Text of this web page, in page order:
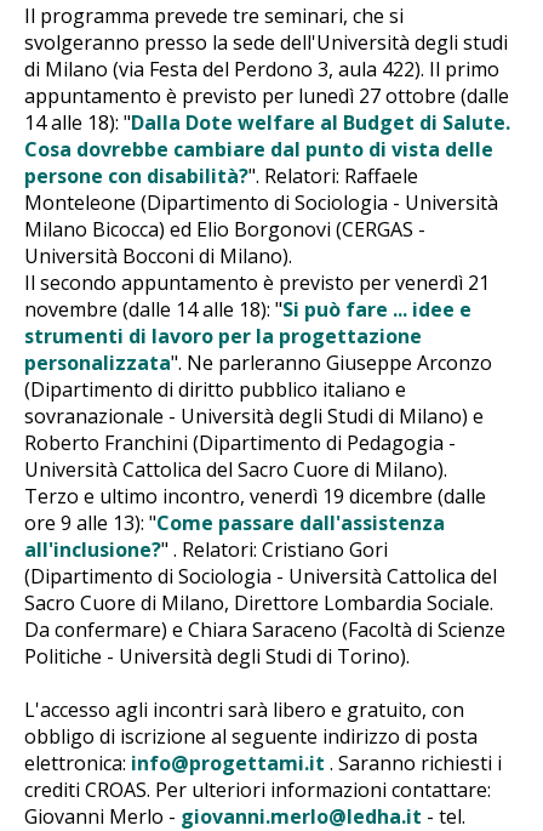
Il programma prevede tre seminari, che si
svolgeranno presso la sede dell'Università degli studi
di Milano (via Festa del Perdono 3, aula 422). Il primo
appuntamento è previsto per lunedì 27 ottobre (dalle
14 alle 18): "Dalla Dote welfare al Budget di Salute.
Cosa dovrebbe cambiare dal punto di vista delle
persone con disabilità?". Relatori: Raffaele
Monteleone (Dipartimento di Sociologia - Università
Milano Bicocca) ed Elio Borgonovi (CERGAS -
Università Bocconi di Milano).
Il secondo appuntamento è previsto per venerdì 21
novembre (dalle 14 alle 18): "Si può fare ... idee e
strumenti di lavoro per la progettazione
personalizzata". Ne parleranno Giuseppe Arconzo
(Dipartimento di diritto pubblico italiano e
sovranazionale - Università degli Studi di Milano) e
Roberto Franchini (Dipartimento di Pedagogia -
Università Cattolica del Sacro Cuore di Milano).
Terzo e ultimo incontro, venerdì 19 dicembre (dalle
ore 9 alle 13): "Come passare dall'assistenza
all'inclusione?" . Relatori: Cristiano Gori
(Dipartimento di Sociologia - Università Cattolica del
Sacro Cuore di Milano, Direttore Lombardia Sociale.
Da confermare) e Chiara Saraceno (Facoltà di Scienze
Politiche - Università degli Studi di Torino).
L'accesso agli incontri sarà libero e gratuito, con
obbligo di iscrizione al seguente indirizzo di posta
elettronica: info@progettami.it . Saranno richiesti i
crediti CROAS. Per ulteriori informazioni contattare:
Giovanni Merlo - giovanni.merlo@ledha.it - tel.